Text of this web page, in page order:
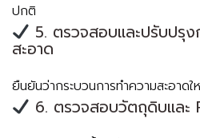
ปกติ
5. ตรวจสอบและปรับปรุง
สะอาด
ยืนยันว่ากระบวนการทำความสะอาด
6. ตรวจสอบวัตถุดิบและ